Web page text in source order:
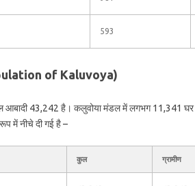
593
of Kaluvoya)
43,242 है। कलुवोया मंडल में लगभग 11,341 घर
में नीचे दी गई है –
कुल ग्रामीण